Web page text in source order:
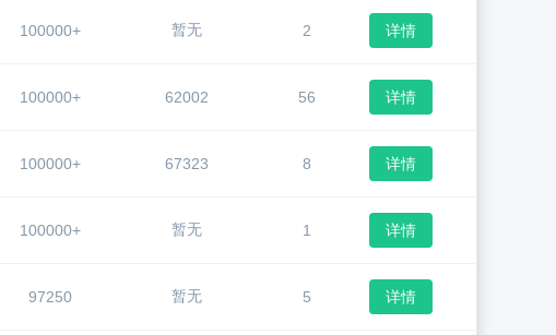
100000+ 暂无 2 详情
100000+ 62002 56 详情
100000+ 67323 8 详情
100000+ 暂无 1 详情
97250 暂无 5 详情